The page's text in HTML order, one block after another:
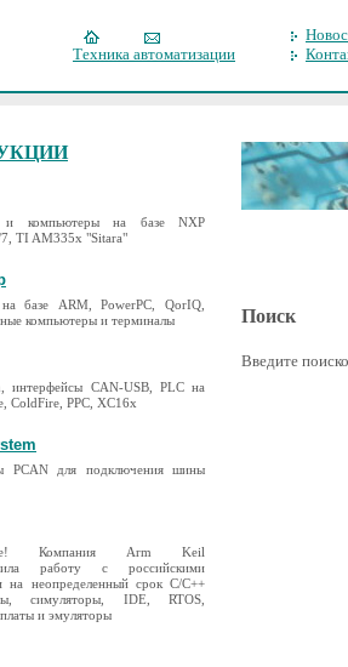
Техника автоматизации
и компьютеры на базе NXP
TI AM335x "Sitara"
базе ARM, PowerPC, QorIQ,
компьютеры и терминалы
интерфейсы CAN-USB, PLC на
ColdFire, PPC, XC16x
PCAN для подключения шины
Компания Arm Keil
работу с российскими
на неопределенный срок C/C++
симуляторы, IDE, RTOS,
и эмуляторы
Поиск
Введите